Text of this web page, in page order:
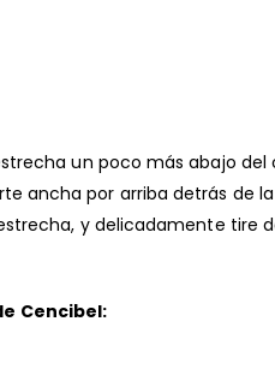
un poco más abajo
ancha por arriba detrás de
y delicadamente tire
Cencibel: